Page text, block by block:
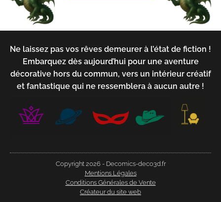
Ne laissez pas vos rêves demeurer à l’état de fiction !
Embarquez dès aujourd’hui pour une aventure
décorative hors du commun, vers un intérieur créatif
et fantastique qui ne ressemblera à aucun autre !
Copyright 2026 - Decomics-deco3d.fr
Mentions Légales
Conditions Générales de Vente
Créateur du site web